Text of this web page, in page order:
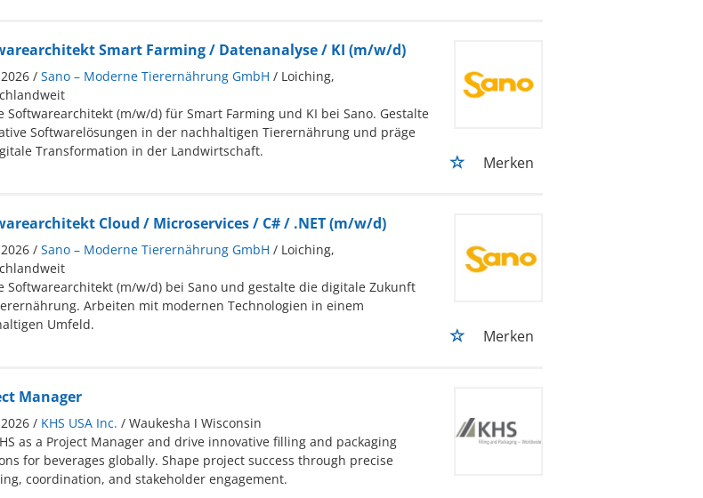
Smart Farming / Datenanalyse / KI (m/w/d)
/ Sano – Moderne Tierernährung GmbH / Loiching,
Softwarearchitekt (m/w/d) für Smart Farming und KI bei Sano. Gestalte
Softwarelösungen in der nachhaltigen Tierernährung und präge
Transformation in der Landwirtschaft.
Merken
Cloud / Microservices / C# / .NET (m/w/d)
/ Sano – Moderne Tierernährung GmbH / Loiching,
Softwarearchitekt (m/w/d) bei Sano und gestalte die digitale Zukunft
Arbeiten mit modernen Technologien in einem
Umfeld.
Merken
Manager
/ KHS USA Inc. / Waukesha ǀ Wisconsin
as a Project Manager and drive innovative filling and packaging
for beverages globally. Shape project success through precise
coordination, and stakeholder engagement.